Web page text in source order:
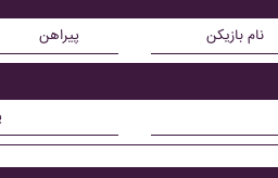
پیراهن نام بازیکن